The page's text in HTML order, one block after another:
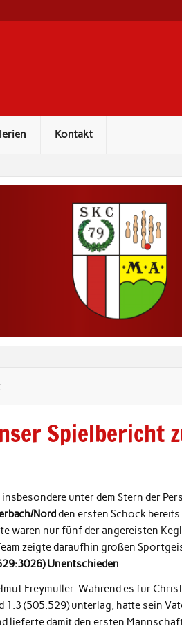
Kontakt
Spielbericht
unter dem Stern der
Nord den ersten Schock
waren nur fünf der angereisten
zeigte daraufhin großen
Unentschieden.
Freymüller. Während es für
(505:529) unterlag, hatte sein
lieferte damit den ersten